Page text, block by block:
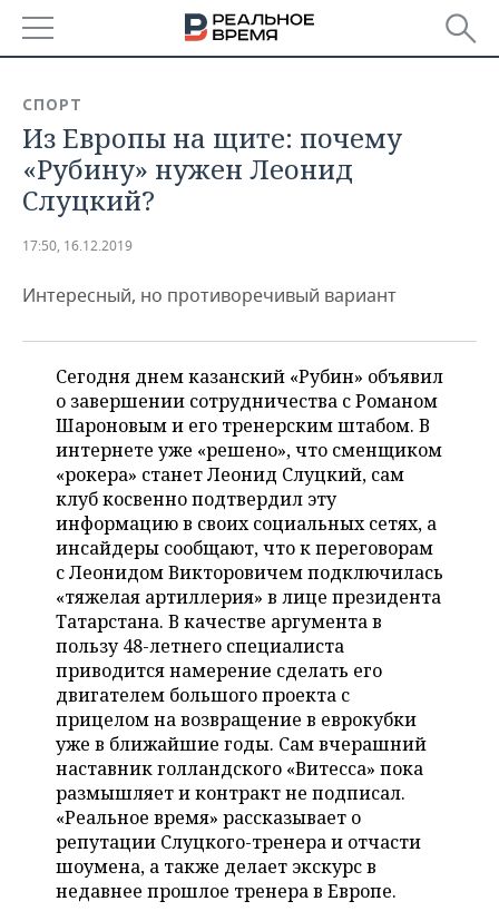
БАШКОРТОСТАН
ТАТАРСТАН
НОВОСТИ
АНАЛИТИКА
ДЕКЛАРАЦИИ О ДОХОДАХ
КОРОЛИ ГОСЗАКАЗА ПФО
ВУЗЫ ТАТАРСТАНА
КОМУ ПРИНАДЛЕЖАТ
ТОРГОВЫЕ ЦЕНТРЫ
ТАТАРСТАНА
НОВОСТИ ЭКОНОМИКИ
ФИНАНСЫ
БАНКИ
БЮДЖЕТ
ИНВЕСТИЦИИ
ПРОМЫШЛЕННОСТЬ
НОВОСТИ
АГРОПРОМ
МАШИНОСТРОЕНИЕ
НЕФТЕХИМИЯ
НЕФТЬ
ОПК
ЭНЕРГЕТИКА
НЕДВИЖИМОСТЬ
НОВОСТИ НЕДВИЖИМОСТИ
АВТО
НОВОСТИ АВТО
БИЗНЕС
НОВОСТИ БИЗНЕСА
РОЗНИЧНАЯ ТОРГОВЛЯ
ТРАНСПОРТ
УСЛУГИ
ТЕХНОЛОГИИ
НОВОСТИ ТЕХНОЛОГИЙ
МЕДИА
ТЕЛЕКОММУНИКАЦИИ
МЕРОПРИЯТИЯ
НОВОСТИ МЕРОПРИЯТИЙ
ВЫЕЗДНАЯ РЕДАКЦИЯ
БИЗНЕС-БРАНЧИ
ONLINE-КОНФЕРЕНЦИИ
ОТКРЫТАЯ ЛЕКЦИЯ
СПОРТ
НОВОСТИ СПОРТА
ФУТБОЛ
ХОККЕЙ
БАСКЕТБОЛ
ВОЛЕЙБОЛ
КИБЕРСПОРТ
ОБЩЕСТВО
НОВОСТИ ОБЩЕСТВА
ВЛАСТЬ
ИНФРАСТРУКТУРА
ИСТОРИЯ
КУЛЬТУРА
ФОТОГАЛЕРЕЯ
СЮЖЕТЫ
СПРАВОЧНИК
СПИСОК ПЕРСОН
СПИСОК КОМПАНИЙ
ПОЛНАЯ ВЕРСИЯ
СПОРТ
Из Европы на щите: почему
«Рубину» нужен Леонид
Слуцкий?
17:50, 16.12.2019
Интересный, но противоречивый вариант
Сегодня днем казанский «Рубин» объявил
о завершении сотрудничества с Романом
Шароновым и его тренерским штабом. В
интернете уже «решено», что сменщиком
«рокера» станет Леонид Слуцкий, сам
клуб косвенно подтвердил эту
информацию в своих социальных сетях, а
инсайдеры сообщают, что к переговорам
с Леонидом Викторовичем подключилась
«тяжелая артиллерия» в лице президента
Татарстана. В качестве аргумента в
пользу 48-летнего специалиста
приводится намерение сделать его
двигателем большого проекта с
прицелом на возвращение в еврокубки
уже в ближайшие годы. Сам вчерашний
наставник голландского «Витесса» пока
размышляет и контракт не подписал.
«Реальное время» рассказывает о
репутации Слуцкого-тренера и отчасти
шоумена, а также делает экскурс в
недавнее прошлое тренера в Европе.